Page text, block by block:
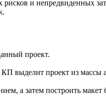
рисков и непредвиденных
проект.
выделит проект из массы
а затем построить макет